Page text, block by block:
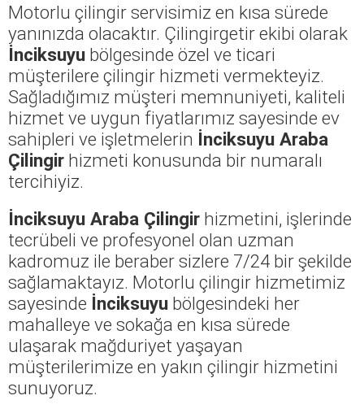
Motorlu çilingir servisimiz en kısa sürede
yanınızda olacaktır. Çilingirgetir ekibi olarak
İnciksuyu bölgesinde özel ve ticari
müşterilere çilingir hizmeti vermekteyiz.
Sağladığımız müşteri memnuniyeti, kaliteli
hizmet ve uygun fiyatlarımız sayesinde ev
sahipleri ve işletmelerin İnciksuyu Araba
Çilingir hizmeti konusunda bir numaralı
tercihiyiz.
İnciksuyu Araba Çilingir hizmetini, işlerinde
tecrübeli ve profesyonel olan uzman
kadromuz ile beraber sizlere 7/24 bir şekilde
sağlamaktayız. Motorlu çilingir hizmetimiz
sayesinde İnciksuyu bölgesindeki her
mahalleye ve sokağa en kısa sürede
ulaşarak mağduriyet yaşayan
müşterilerimize en yakın çilingir hizmetini
sunuyoruz.